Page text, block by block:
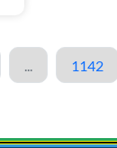
... 1142